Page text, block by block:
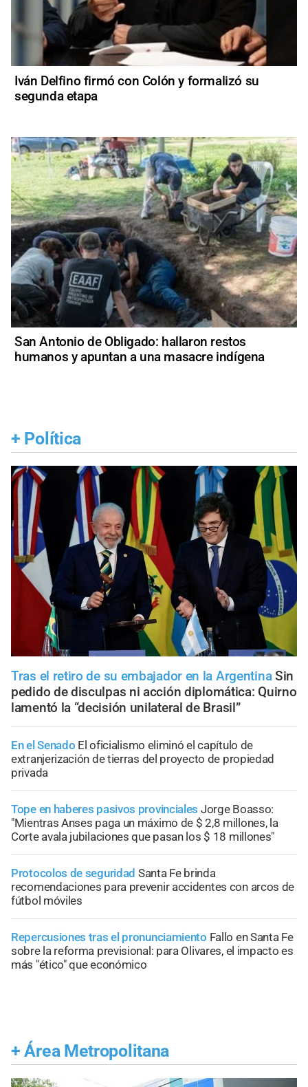
Iván Delfino firmó con Colón y formalizó su
segunda etapa
San Antonio de Obligado: hallaron restos
humanos y apuntan a una masacre indígena
+ Política
Tras el retiro de su embajador en la Argentina Sin
pedido de disculpas ni acción diplomática: Quirno
lamentó la “decisión unilateral de Brasil”
En el Senado El oficialismo eliminó el capítulo de
extranjerización de tierras del proyecto de propiedad
privada
Tope en haberes pasivos provinciales Jorge Boasso:
"Mientras Anses paga un máximo de $ 2,8 millones, la
Corte avala jubilaciones que pasan los $ 18 millones"
Protocolos de seguridad Santa Fe brinda
recomendaciones para prevenir accidentes con arcos de
fútbol móviles
Repercusiones tras el pronunciamiento Fallo en Santa Fe
sobre la reforma previsional: para Olivares, el impacto es
más "ético" que económico
+ Área Metropolitana